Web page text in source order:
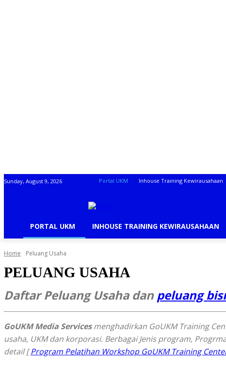
Sunday, August 9, 2026 Portal UKM Inhouse Training Kewirausahaan
PORTAL UKM INHOUSE TRAINING KEWIRAUSAHAAN
Home Peluang Usaha
PELUANG USAHA
Daftar Peluang Usaha dan peluang
GoUKM Media Servicesmenghadirkan GoUKM Training
usaha, UKM dan korporasi. Berbagai Jenis program,
detail [Program Pelatihan Workshop GoUKM Training